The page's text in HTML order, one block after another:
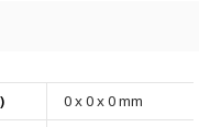
0 x 0 x 0 mm